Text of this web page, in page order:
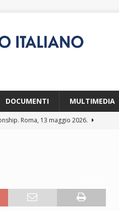
DOCUMENTI MULTIMEDIA
Roma, 13 maggio 2026.
(SPD). Bruxelles, 22 aprile
2026
2026.
2026